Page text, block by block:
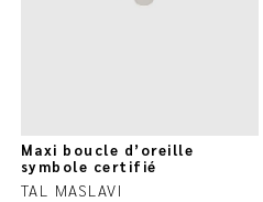
Maxi boucle d’oreille
symbole certifié
TAL MASLAVI